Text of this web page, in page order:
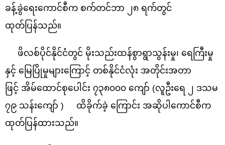
ခန့်ခွဲရေးကောင်စီက စက်တင်ဘာ ၂၈ ရက်တွင်
ထုတ်ပြန်သည်။
ဖိလစ်ပိုင်နိုင်ငံတွင် မိုးသည်းထန်စွာရွာသွန်းမှု၊ ရေကြီးမှု
နှင့် မြေပြိုမှုများကြောင့် တစ်နိုင်ငံလုံး အတိုင်းအတာ
ဖြင့် အိမ်ထောင်စုပေါင်း ၇၃၈၀၀၀ ကျော် (လူဦးရေ ၂ ဒသမ
၇၉ သန်းကျော် ) ထိခိုက်ခဲ့ ကြောင်း အဆိုပါကောင်စီက
ထုတ်ပြန်ထားသည်။